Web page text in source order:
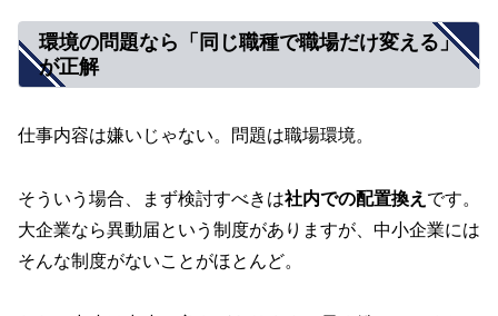
環境の問題なら「同じ職種で職場だけ変える」
が正解
仕事内容は嫌いじゃない。問題は職場環境。
そういう場合、まず検討すべきは社内での配置換え です。
大企業なら異動届という制度がありますが、中小企業には
そんな制度がないことがほとんど。